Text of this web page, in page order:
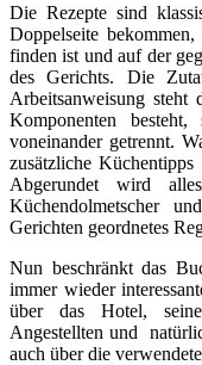
Die Rezepte sind
Doppelseite
finden ist und auf der
des Gerichts. Die
Arbeitsanweisung steht
Komponenten
voneinander getrennt.
zusätzliche
Abgerundet wird
Küchendolmetscher
Gerichten geordnetes
Nun beschränkt das
immer wieder
über das Hotel,
Angestellten und
auch über die